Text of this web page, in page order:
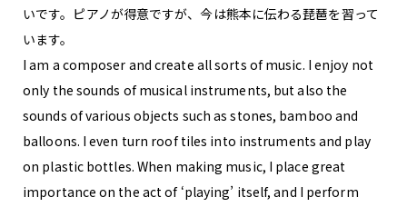
いです。ピアノが得意ですが、今は熊本に伝わる琵琶を習って
います。
I am a composer and create all sorts of music. I enjoy not
only the sounds of musical instruments, but also the
sounds of various objects such as stones, bamboo and
balloons. I even turn roof tiles into instruments and play
on plastic bottles. When making music, I place great
importance on the act of ‘playing’ itself, and I perform